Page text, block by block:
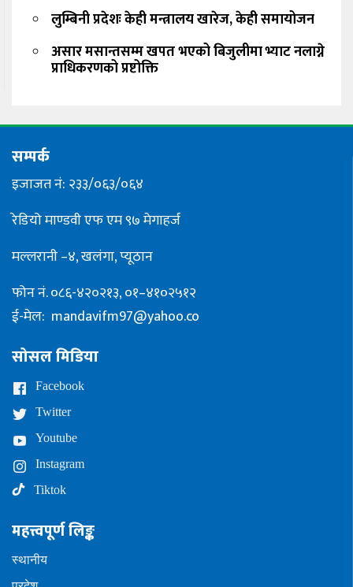
लुम्बिनी प्रदेशः केही मन्त्रालय खारेज, केही समायोजन
असार मसान्तसम्म खपत भएको बिजुलीमा भ्याट नलाग्ने
प्राधिकरणको प्रष्टोक्ति
सम्पर्क
इजाजत नं: २३३/०६३/०६४
रेडियो माण्डवी एफ एम ९७ मेगाहर्ज
मल्लरानी –४, खलंगा, प्यूठान
फोन नं. ०८६-४२०२१३, ०१–४१०२५१२
ई-मेल: mandavifm97@yahoo.co
सोसल मिडिया
Facebook
Twitter
Youtube
Instagram
Tiktok
महत्त्वपूर्ण लिङ्क
स्थानीय